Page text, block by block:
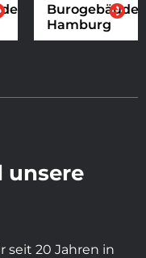
Burogebäude
Hamburg
unsere
seit 20 Jahren in